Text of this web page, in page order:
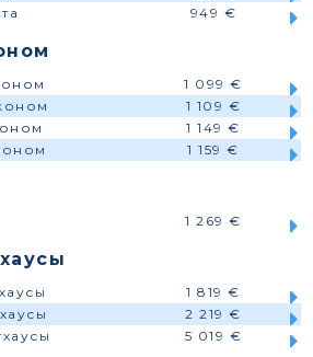
949 €
1 099 €
1 109 €
1 149 €
1 159 €
1 269 €
1 819 €
2 219 €
5 019 €